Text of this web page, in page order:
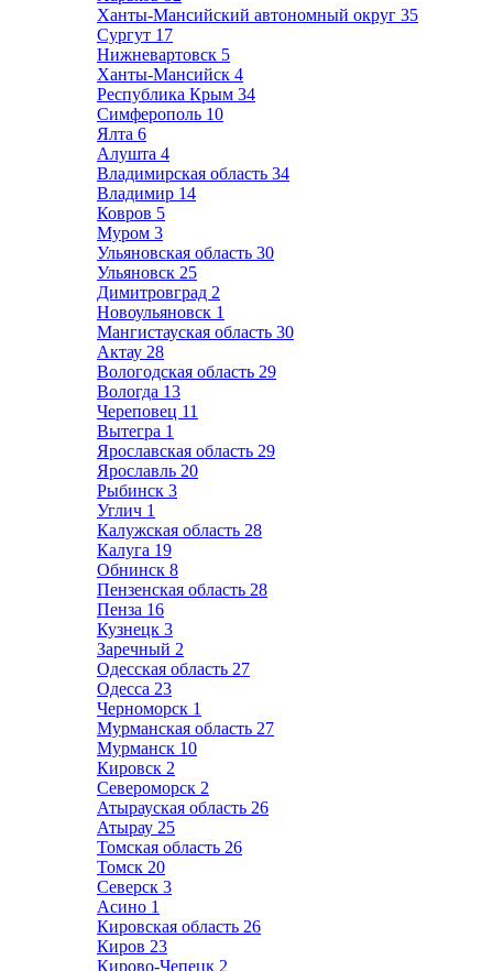
Ханты-Мансийский автономный округ 35
Сургут 17
Нижневартовск 5
Ханты-Мансийск 4
Республика Крым 34
Симферополь 10
Ялта 6
Алушта 4
Владимирская область 34
Владимир 14
Ковров 5
Муром 3
Ульяновская область 30
Ульяновск 25
Димитровград 2
Новоульяновск 1
Мангистауская область 30
Актау 28
Вологодская область 29
Вологда 13
Череповец 11
Вытегра 1
Ярославская область 29
Ярославль 20
Рыбинск 3
Углич 1
Калужская область 28
Калуга 19
Обнинск 8
Пензенская область 28
Пенза 16
Кузнецк 3
Заречный 2
Одесская область 27
Одесса 23
Черноморск 1
Мурманская область 27
Мурманск 10
Кировск 2
Североморск 2
Атырауская область 26
Атырау 25
Томская область 26
Томск 20
Северск 3
Асино 1
Кировская область 26
Киров 23
Кирово-Чепецк 2